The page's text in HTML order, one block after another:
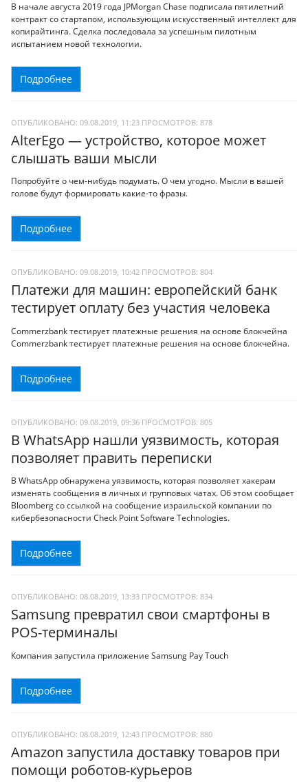
В начале августа 2019 года JPMorgan Chase подписала пятилетний
контракт со стартапом, использующим искусственный интеллект для
копирайтинга. Сделка последовала за успешным пилотным
испытанием новой технологии.
Подробнее
ОПУБЛИКОВАНО: 09.08.2019, 11:23 ПРОСМОТРОВ: 878
AlterEgo — устройство, которое может
слышать ваши мысли
Попробуйте о чем-нибудь подумать. О чем угодно. Мысли в вашей
голове будут формировать какие-то фразы.
Подробнее
ОПУБЛИКОВАНО: 09.08.2019, 10:42 ПРОСМОТРОВ: 804
Платежи для машин: европейский банк
тестирует оплату без участия человека
Commerzbank тестирует платежные решения на основе блокчейна
Commerzbank тестирует платежные решения на основе блокчейна.
Подробнее
ОПУБЛИКОВАНО: 09.08.2019, 09:36 ПРОСМОТРОВ: 805
В WhatsApp нашли уязвимость, которая
позволяет править переписки
В WhatsApp обнаружена уязвимость, которая позволяет хакерам
изменять сообщения в личных и групповых чатах. Об этом сообщает
Bloomberg со ссылкой на сообщение израильской компании по
кибербезопасности Check Point Software Technologies.
Подробнее
ОПУБЛИКОВАНО: 08.08.2019, 13:33 ПРОСМОТРОВ: 834
Samsung превратил свои смартфоны в
POS-терминалы
Компания запустила приложение Samsung Pay Touch
Подробнее
ОПУБЛИКОВАНО: 08.08.2019, 12:43 ПРОСМОТРОВ: 880
Amazon запустила доставку товаров при
помощи роботов-курьеров